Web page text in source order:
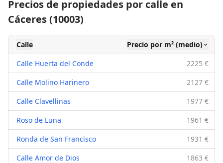
Precios de propiedades por calle en
Cáceres (10003)
Calle
Precio por m² (medio)
Calle Huerta del Conde
2225 €
Calle Molino Harinero
2127 €
Calle Clavellinas
1977 €
Roso de Luna
1961 €
Ronda de San Francisco
1931 €
Calle Amor de Dios
1863 €